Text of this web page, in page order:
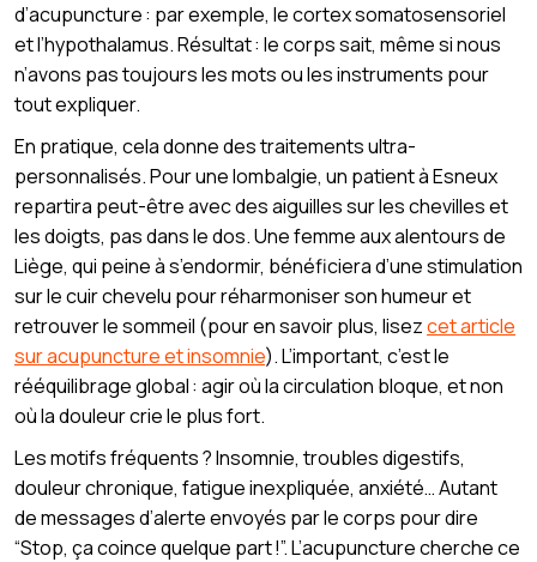
d’acupuncture : par exemple, le cortex somatosensoriel
et l’hypothalamus. Résultat : le corps sait, même si nous
n’avons pas toujours les mots ou les instruments pour
tout expliquer.
En pratique, cela donne des traitements ultra-
personnalisés. Pour une lombalgie, un patient à Esneux
repartira peut-être avec des aiguilles sur les chevilles et
les doigts, pas dans le dos. Une femme aux alentours de
Liège, qui peine à s’endormir, bénéficiera d’une stimulation
sur le cuir chevelu pour réharmoniser son humeur et
retrouver le sommeil (pour en savoir plus, lisezcet article
sur acupuncture et insomnie). L’important, c’est le
rééquilibrage global : agir où la circulation bloque, et non
où la douleur crie le plus fort.
Les motifs fréquents ? Insomnie, troubles digestifs,
douleur chronique, fatigue inexpliquée, anxiété… Autant
de messages d’alerte envoyés par le corps pour dire
“Stop, ça coince quelque part !”. L’acupuncture cherche ce